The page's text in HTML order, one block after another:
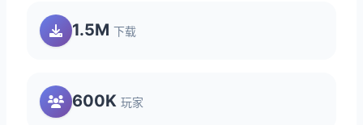
1.5M 下载
600K 玩家